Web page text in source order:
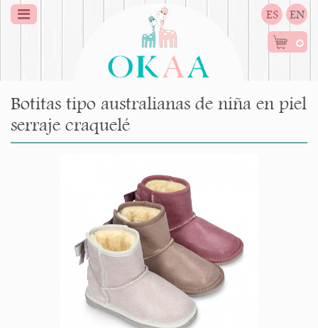
ES EN
0
Botitas tipo australianas de niña en piel
serraje craquelé